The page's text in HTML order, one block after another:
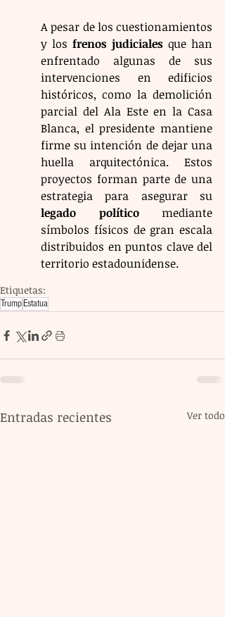
A pesar de los cuestionamientos
y los frenos judiciales que han
enfrentado algunas de sus
intervenciones en edificios
históricos, como la demolición
parcial del Ala Este en la Casa
Blanca, el presidente mantiene
firme su intención de dejar una
huella arquitectónica. Estos
proyectos forman parte de una
legado político mediante
símbolos físicos de gran escala
distribuidos en puntos clave del
territorio estadounidense.
Etiquetas:
TrumpEstatua
Entradas recientes Ver todo